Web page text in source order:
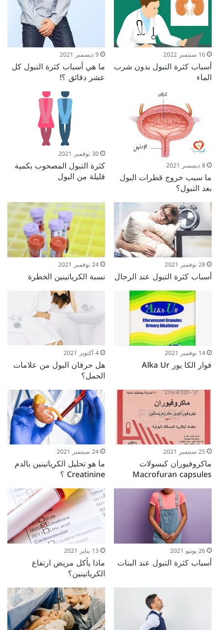
16 سبتمبر 2022
أسباب كثرة التبول بدون شرب
الماء
9 ديسمبر 2021
ما هي أسباب كثرة التبول كل
عشر دقائق ؟!
8 ديسمبر 2021
ما سبب خروج قطرات البول
بعد التبول؟
30 نوفمبر 2021
كثرة التبول المصحوب بكمية
قليلة من البول
28 نوفمبر 2021
أسباب كثرة التبول عند الرجال
24 نوفمبر 2021
نسبة الكرياتينين الخطرة
14 نوفمبر 2021
فوار الكا يور Alka Ur
4 أكتوبر 2021
هل حرقان البول من علامات
الحمل؟
25 سبتمبر 2021
ماكروفيوران كبسولات
Macrofuran capsules
24 سبتمبر 2021
ما هو تحليل الكرياتينين بالدم
Creatinine ؟
26 يونيو 2021
أسباب كثرة التبول عند البنات
13 يناير 2021
ماذا يأكل مريض ارتفاع
الكرياتينين؟